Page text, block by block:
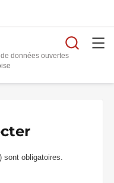
données ouvertes
sont obligatoires.